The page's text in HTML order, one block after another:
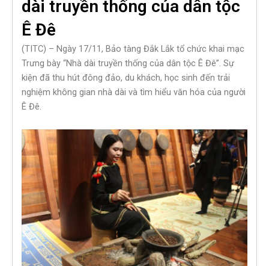
dài truyền thống của dân tộc
Ê Đê
(TITC) – Ngày 17/11, Bảo tàng Đắk Lắk tổ chức khai mạc
Trưng bày “Nhà dài truyền thống của dân tộc Ê Đê”. Sự
kiện đã thu hút đông đảo, du khách, học sinh đến trải
nghiệm không gian nhà dài và tìm hiểu văn hóa của người
Ê Đê.